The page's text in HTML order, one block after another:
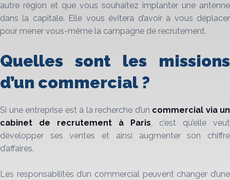
autre région et que vous souhaitez implanter une antenne
dans la capitale. Elle vous évitera d’avoir à vous déplacer
pour mener vous-même la campagne de recrutement.
Quelles sont les missions
d’un commercial ?
Si une entreprise est à la recherche d’un commercial via un
cabinet de recrutement à
Paris, c’est qu’elle veut
développer ses ventes et ainsi augmenter son chiffre
d’affaires.
Les responsabilités d’un commercial peuvent changer d’une